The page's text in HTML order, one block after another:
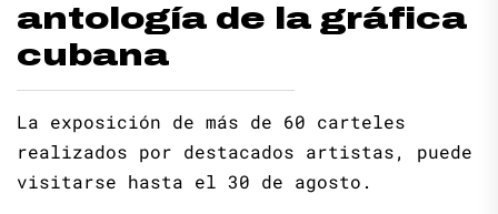
antología de la gráfica
cubana
La exposición de más de 60 carteles
realizados por destacados artistas, puede
visitarse hasta el 30 de agosto.